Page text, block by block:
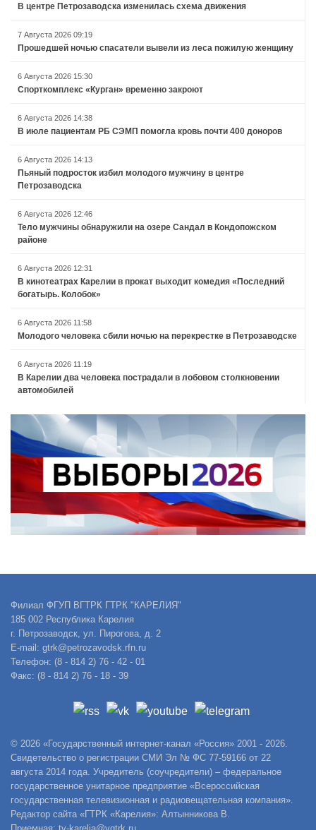
В центре Петрозаводска изменилась схема движения
7 Августа 2026 09:19
Прошедшей ночью спасатели вывели из леса пожилую женщину
6 Августа 2026 15:30
Спорткомплекс «Курган» временно закроют
6 Августа 2026 14:38
В июле пациентам РБ СЭМП помогла кровь почти 400 доноров
6 Августа 2026 14:13
Пьяный подросток избил молодого мужчину в центре
Петрозаводска
6 Августа 2026 12:46
Тело мужчины обнаружили на озере Сандал в Кондопожском
районе
6 Августа 2026 12:31
В кинотеатрах Карелии в прокат выходит комедия «Последний
богатырь. Колобок»
6 Августа 2026 11:58
Молодого человека сбили ночью на перекрестке в Петрозаводске
6 Августа 2026 11:19
В Карелии два человека пострадали в лобовом столкновении
автомобилей
Филиал ФГУП ВГТРК ГТРК "КАРЕЛИЯ"
185 002 Республика Карелия
г. Петрозаводск, ул. Пирогова, д. 2
E-mail: gtrk@petrozavodsk.rfn.ru
Телефон: (8 - 814 2) 76 - 42 - 01
Факс: (8 - 814 2) 76 - 18 - 39
© 2026 «Государственный интернет-канал «Россия» 2001 - 2026.
Свидетельство о регистрации СМИ Эл № ФС 77-59166 от 22
августа 2014 года. Учредитель (соучредители) – федеральное
государственное унитарное предприятие «Всероссийская
государственная телевизионная и радиовещательная компания».
Редактор сайта «ГТРК «Карелия»: Алтынникова В.